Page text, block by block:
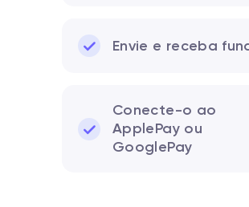
Envie e receba
Conecte-o ao
ApplePay ou
GooglePay